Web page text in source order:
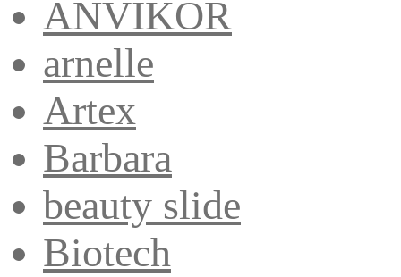
ANVIKOR
arnelle
Artex
Barbara
beauty slide
Biotech